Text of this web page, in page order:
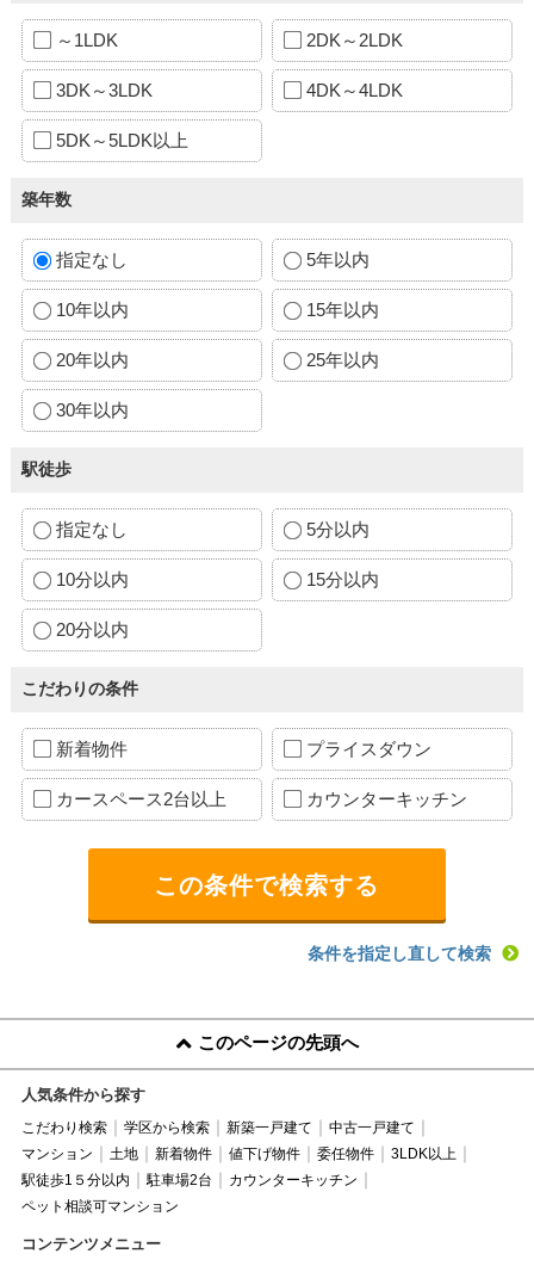
～1LDK 2DK～2LDK
3DK～3LDK 4DK～4LDK
5DK～5LDK以上
築年数
指定なし 5年以内
10年以内 15年以内
20年以内 25年以内
30年以内
駅徒歩
指定なし 5分以内
10分以内 15分以内
20分以内
こだわりの条件
新着物件 プライスダウン
カースペース2台以上 カウンターキッチン
条件を指定し直して検索
このページの先頭へ
人気条件から探す
こだわり検索 学区から検索 新築一戸建て
中古一戸建て
マンション
土地 新着物件 値下げ物件 委任物件
3LDK以上
駅徒歩1５分以内
駐車場2台
カウンターキッチン
ペット相談可マンション
コンテンツメニュー